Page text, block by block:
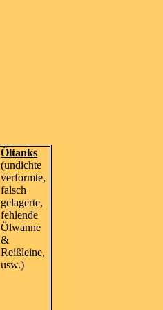
Öltanks
(undichte
verformte,
falsch
gelagerte,
fehlende
Ölwanne
&
Reißleine,
usw.)